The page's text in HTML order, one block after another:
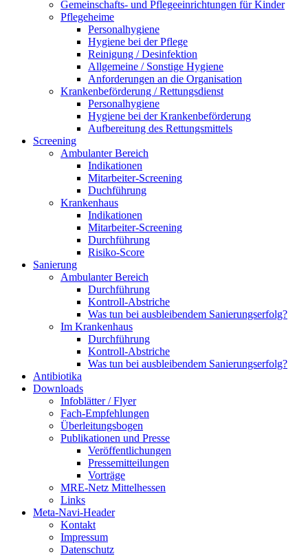
Gemeinschafts- und Pflegeeinrichtungen für Kinder
Pflegeheime
Personalhygiene
Hygiene bei der Pflege
Reinigung / Desinfektion
Allgemeine / Sonstige Hygiene
Anforderungen an die Organisation
Krankenbeförderung / Rettungsdienst
Personalhygiene
Hygiene bei der Krankenbeförderung
Aufbereitung des Rettungsmittels
Screening
Ambulanter Bereich
Indikationen
Mitarbeiter-Screening
Duchführung
Krankenhaus
Indikationen
Mitarbeiter-Screening
Durchführung
Risiko-Score
Sanierung
Ambulanter Bereich
Durchführung
Kontroll-Abstriche
Was tun bei ausbleibendem Sanierungserfolg?
Im Krankenhaus
Durchführung
Kontroll-Abstriche
Was tun bei ausbleibendem Sanierungserfolg?
Antibiotika
Downloads
Infoblätter / Flyer
Fach-Empfehlungen
Überleitungsbogen
Publikationen und Presse
Veröffentlichungen
Pressemitteilungen
Vorträge
MRE-Netz Mittelhessen
Links
Meta-Navi-Header
Kontakt
Impressum
Datenschutz